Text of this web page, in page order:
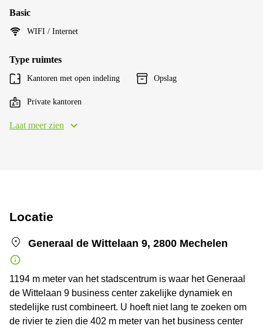
Basic
WIFI / Internet
Type ruimtes
Kantoren met open indeling Opslag
Private kantoren
Laat meer zien
Locatie
Generaal de Wittelaan 9, 2800 Mechelen
1194 m meter van het stadscentrum is waar het Generaal
de Wittelaan 9 business center zakelijke dynamiek en
stedelijke rust combineert. U hoeft niet lang te zoeken om
de rivier te zien die 402 m meter van het business center